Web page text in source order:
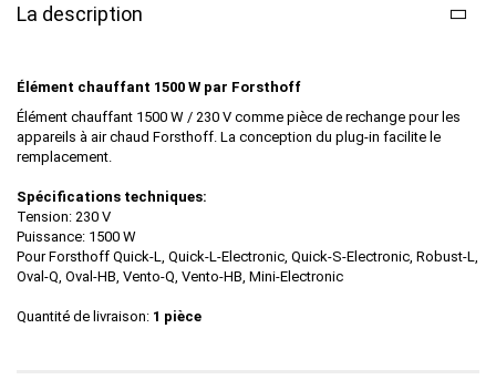
La description
Élément chauffant 1500 W par Forsthoff
Élément chauffant 1500 W / 230 V comme pièce de rechange pour les
appareils à air chaud Forsthoff. La conception du plug-in facilite le
remplacement.
Spécifications techniques:
Tension: 230 V
Puissance: 1500 W
Pour Forsthoff Quick-L, Quick-L-Electronic, Quick-S-Electronic, Robust-L,
Oval-Q, Oval-HB, Vento-Q, Vento-HB, Mini-Electronic
Quantité de livraison: 1 pièce